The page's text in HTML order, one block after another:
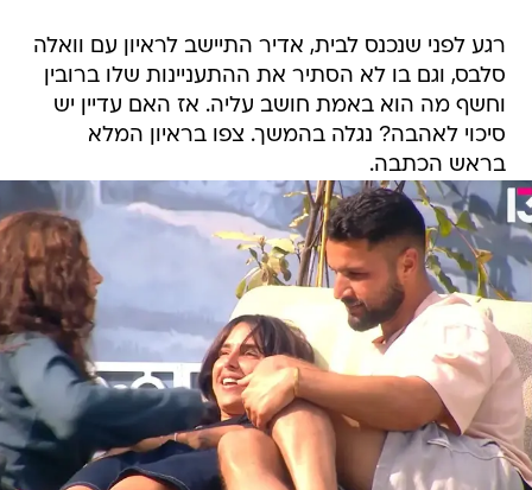
רגע לפני שנכנס לבית, אדיר התיישב לראיון עם וואלה
סלבס, וגם בו לא הסתיר את ההתעניינות שלו ברובין
וחשף מה הוא באמת חושב עליה. אז האם עדיין יש
סיכוי לאהבה? נגלה בהמשך. צפו בראיון המלא
בראש הכתבה.